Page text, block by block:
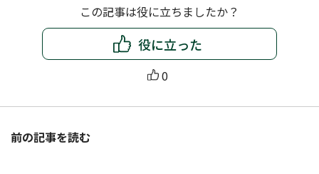
この記事は役に立ちましたか？
役に立った
0
前の記事を読む